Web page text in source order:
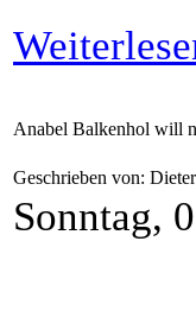
Anabel Balkenhol will
Geschrieben von:
Sonntag,